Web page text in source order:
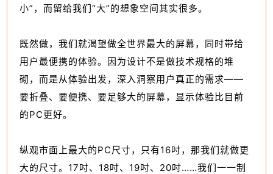
小”，而留给我们“大”的想象空间其实很多。
既然做，我们就渴望做全世界最大的屏幕，同时带给
用户最便携的体验。因为设计不是做技术规格的堆
砌，而是从体验出发，深入洞察用户真正的需求——
要折叠、要便携、要足够大的屏幕，显示体验比目前
的PC更好。
纵观市面上最大的PC尺寸，只有16吋，那我们就做更
大的尺寸。17吋、18吋、19吋、20吋……我们一一制